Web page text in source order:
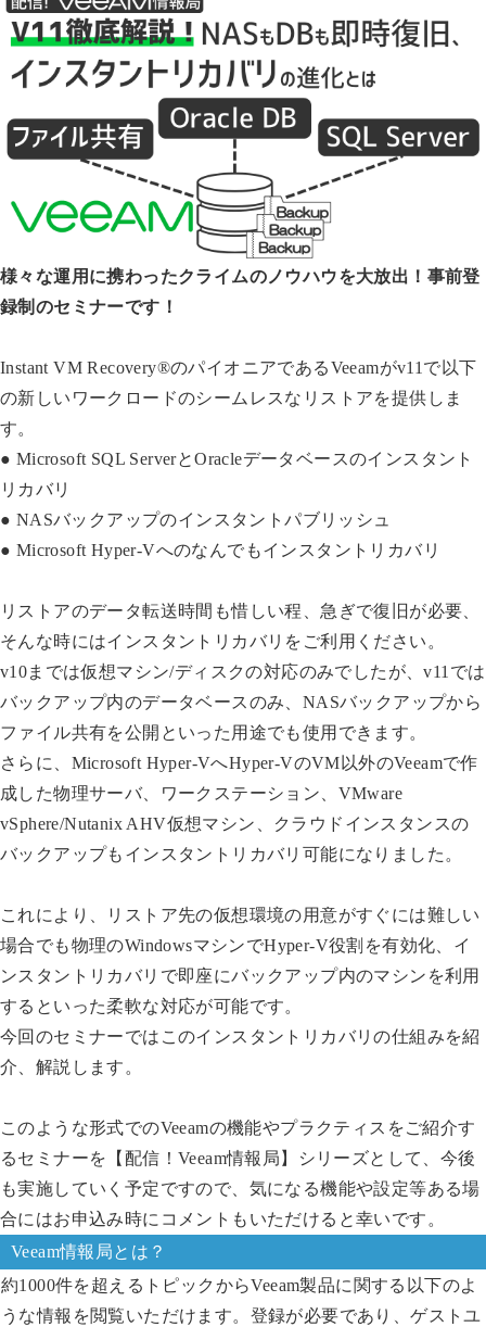
様々な運用に携わったクライムのノウハウを大放出！事前登
録制のセミナーです！
Instant VM Recovery®のパイオニアであるVeeamがv11で以下
の新しいワークロードのシームレスなリストアを提供しま
す。
● Microsoft SQL ServerとOracleデータベースのインスタント
リカバリ
● NASバックアップのインスタントパブリッシュ
● Microsoft Hyper-Vへのなんでもインスタントリカバリ
リストアのデータ転送時間も惜しい程、急ぎで復旧が必要、
そんな時にはインスタントリカバリをご利用ください。
v10までは仮想マシン/ディスクの対応のみでしたが、v11では
バックアップ内のデータベースのみ、NASバックアップから
ファイル共有を公開といった用途でも使用できます。
さらに、Microsoft Hyper-VへHyper-VのVM以外のVeeamで作
成した物理サーバ、ワークステーション、VMware
vSphere/Nutanix AHV仮想マシン、クラウドインスタンスの
バックアップもインスタントリカバリ可能になりました。
これにより、リストア先の仮想環境の用意がすぐには難しい
場合でも物理のWindowsマシンでHyper-V役割を有効化、イ
ンスタントリカバリで即座にバックアップ内のマシンを利用
するといった柔軟な対応が可能です。
今回のセミナーではこのインスタントリカバリの仕組みを紹
介、解説します。
このような形式でのVeeamの機能やプラクティスをご紹介す
るセミナーを【配信！Veeam情報局】シリーズとして、今後
も実施していく予定ですので、気になる機能や設定等ある場
合にはお申込み時にコメントもいただけると幸いです。
Veeam情報局とは？
約1000件を超えるトピックからVeeam製品に関する以下のよ
うな情報を閲覧いただけます。登録が必要であり、ゲストユ